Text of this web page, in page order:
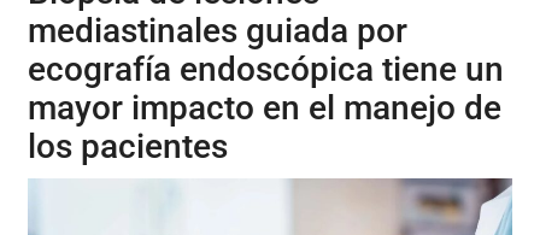
mediastinales guiada por
ecografía endoscópica tiene un
mayor impacto en el manejo de
los pacientes